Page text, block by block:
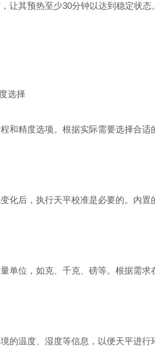
让其预热至少30分钟以达到稳定状态。
选择
精度选项。根据实际需要选择合适
后，执行天平校准是必要的。内置
位，如克、千克、磅等。根据需求
温度、湿度等信息，以便天平进行